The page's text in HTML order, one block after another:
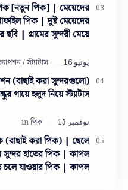
[নতুন পিক] | মেয়েদের
পিক | দুষ্ট মেয়েদের
| গ্রামের সুন্দরী মেয়ে
(বাছাই করা সুন্দরগুলো)
গায়ে হলুদ নিয়ে স্ট্যাটাস
করা পিক) | ছেলে
সুন্দর হাতের পিক | কাপল
চলে যাওয়ার পিক | কাপল